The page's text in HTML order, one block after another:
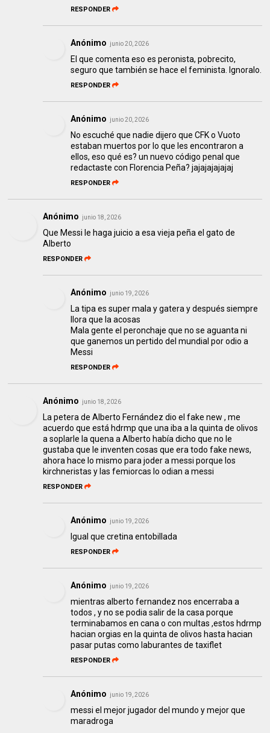
RESPONDER
Anónimo junio 20, 2026
El que comenta eso es peronista, pobrecito,
seguro que también se hace el feminista. Ignoralo.
RESPONDER
Anónimo junio 20, 2026
No escuché que nadie dijero que CFK o Vuoto
estaban muertos por lo que les encontraron a
ellos, eso qué es? un nuevo código penal que
redactaste con Florencia Peña? jajajajajajaj
RESPONDER
Anónimo junio 18, 2026
Que Messi le haga juicio a esa vieja peña el gato de
Alberto
RESPONDER
Anónimo junio 19, 2026
La tipa es super mala y gatera y después siempre
llora que la acosas
Mala gente el peronchaje que no se aguanta ni
que ganemos un pertido del mundial por odio a
Messi
RESPONDER
Anónimo junio 18, 2026
La petera de Alberto Fernández dio el fake new , me
acuerdo que está hdrmp que una iba a la quinta de olivos
a soplarle la quena a Alberto había dicho que no le
gustaba que le inventen cosas que era todo fake news,
ahora hace lo mismo para joder a messi porque los
kirchneristas y las femiorcas lo odian a messi
RESPONDER
Anónimo junio 19, 2026
Igual que cretina entobillada
RESPONDER
Anónimo junio 19, 2026
mientras alberto fernandez nos encerraba a
todos , y no se podia salir de la casa porque
terminabamos en cana o con multas ,estos hdrmp
hacian orgias en la quinta de olivos hasta hacian
pasar putas como laburantes de taxiflet
RESPONDER
Anónimo junio 19, 2026
messi el mejor jugador del mundo y mejor que
maradroga